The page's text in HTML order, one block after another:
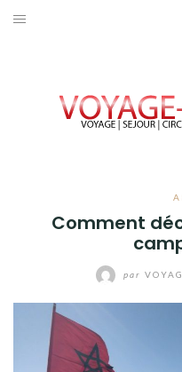
Aller
Comment
par
OCEANIE
VOYAGER